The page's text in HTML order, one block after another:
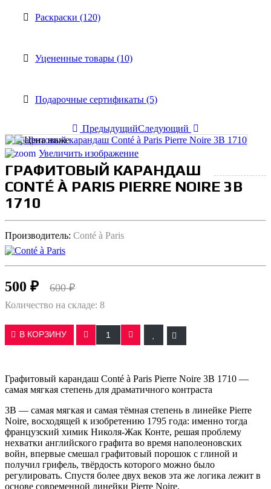
Раскраски (120)
Уцененные товары (10)
Подарочные сертификаты (5)
ПредыдущийСледующий
Увеличить изображение
ГРАФИТОВЫЙ КАРАНДАШ
CONTÉ À PARIS PIERRE NOIRE 3В
1710
Производитель: Conté à Paris
500 ₽ 600 ₽
Количество на складе: 8
В КОРЗИНУ
Графитовый карандаш Conté à Paris Pierre Noire 3B 1710 —
самая мягкая степень для драматичного контраста
3B — самая мягкая и самая тёмная степень в линейке Pierre
Noire, восходящей к изобретению 1795 года: именно тогда
французский химик Николя-Жак Конте, решая проблему
нехватки английского графита во время наполеоновских
войн, впервые смешал графитовый порошок с глиной и
получил грифель, твёрдость которого можно было
регулировать. Спустя более двух веков эта же логика лежит в
основе современной линейки Pierre Noire.